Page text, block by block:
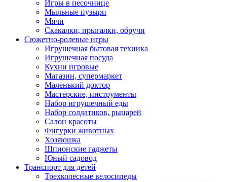
Игры в песочнице
Мыльные пузыри
Мячи
Скакалки, прыгалки, обручи
Сюжетно-ролевые игры
Игрушечная бытовая техника
Игрушечная посуда
Кухни игровые
Магазин, супермаркет
Маленький доктор
Мастерские, инструменты
Набор игрушечный еды
Набор солдатиков, рыцарей
Салон красоты
Фигурки животных
Хозяюшка
Шпионские гаджеты
Юный садовод
Транспорт для детей
Трехколесные велосипеды